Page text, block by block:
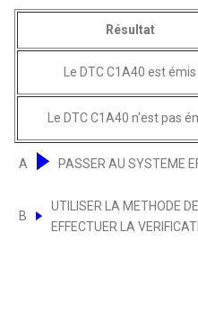
Résultat
Le DTC C1A40 est émis
Le DTC C1A40 n'est pas
A PASSER AU SYSTEME
B
UTILISER LA METHODE
EFFECTUER LA